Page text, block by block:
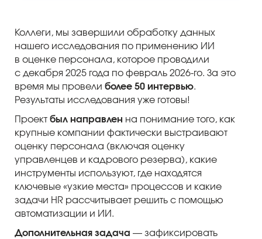
Коллеги, мы завершили обработку данных
нашего исследования по применению ИИ
в оценке персонала, которое проводили
с декабря 2025 года по февраль 2026-го. За это
время мы провели более 50 интервью.
Результаты исследования уже готовы!
Проект был направлен на понимание того, как
крупные компании фактически выстраивают
оценку персонала (включая оценку
управленцев и кадрового резерва), какие
инструменты используют, где находятся
ключевые «узкие места» процессов и какие
задачи HR рассчитывает решить с помощью
автоматизации и ИИ.
Дополнительная задача — зафиксировать